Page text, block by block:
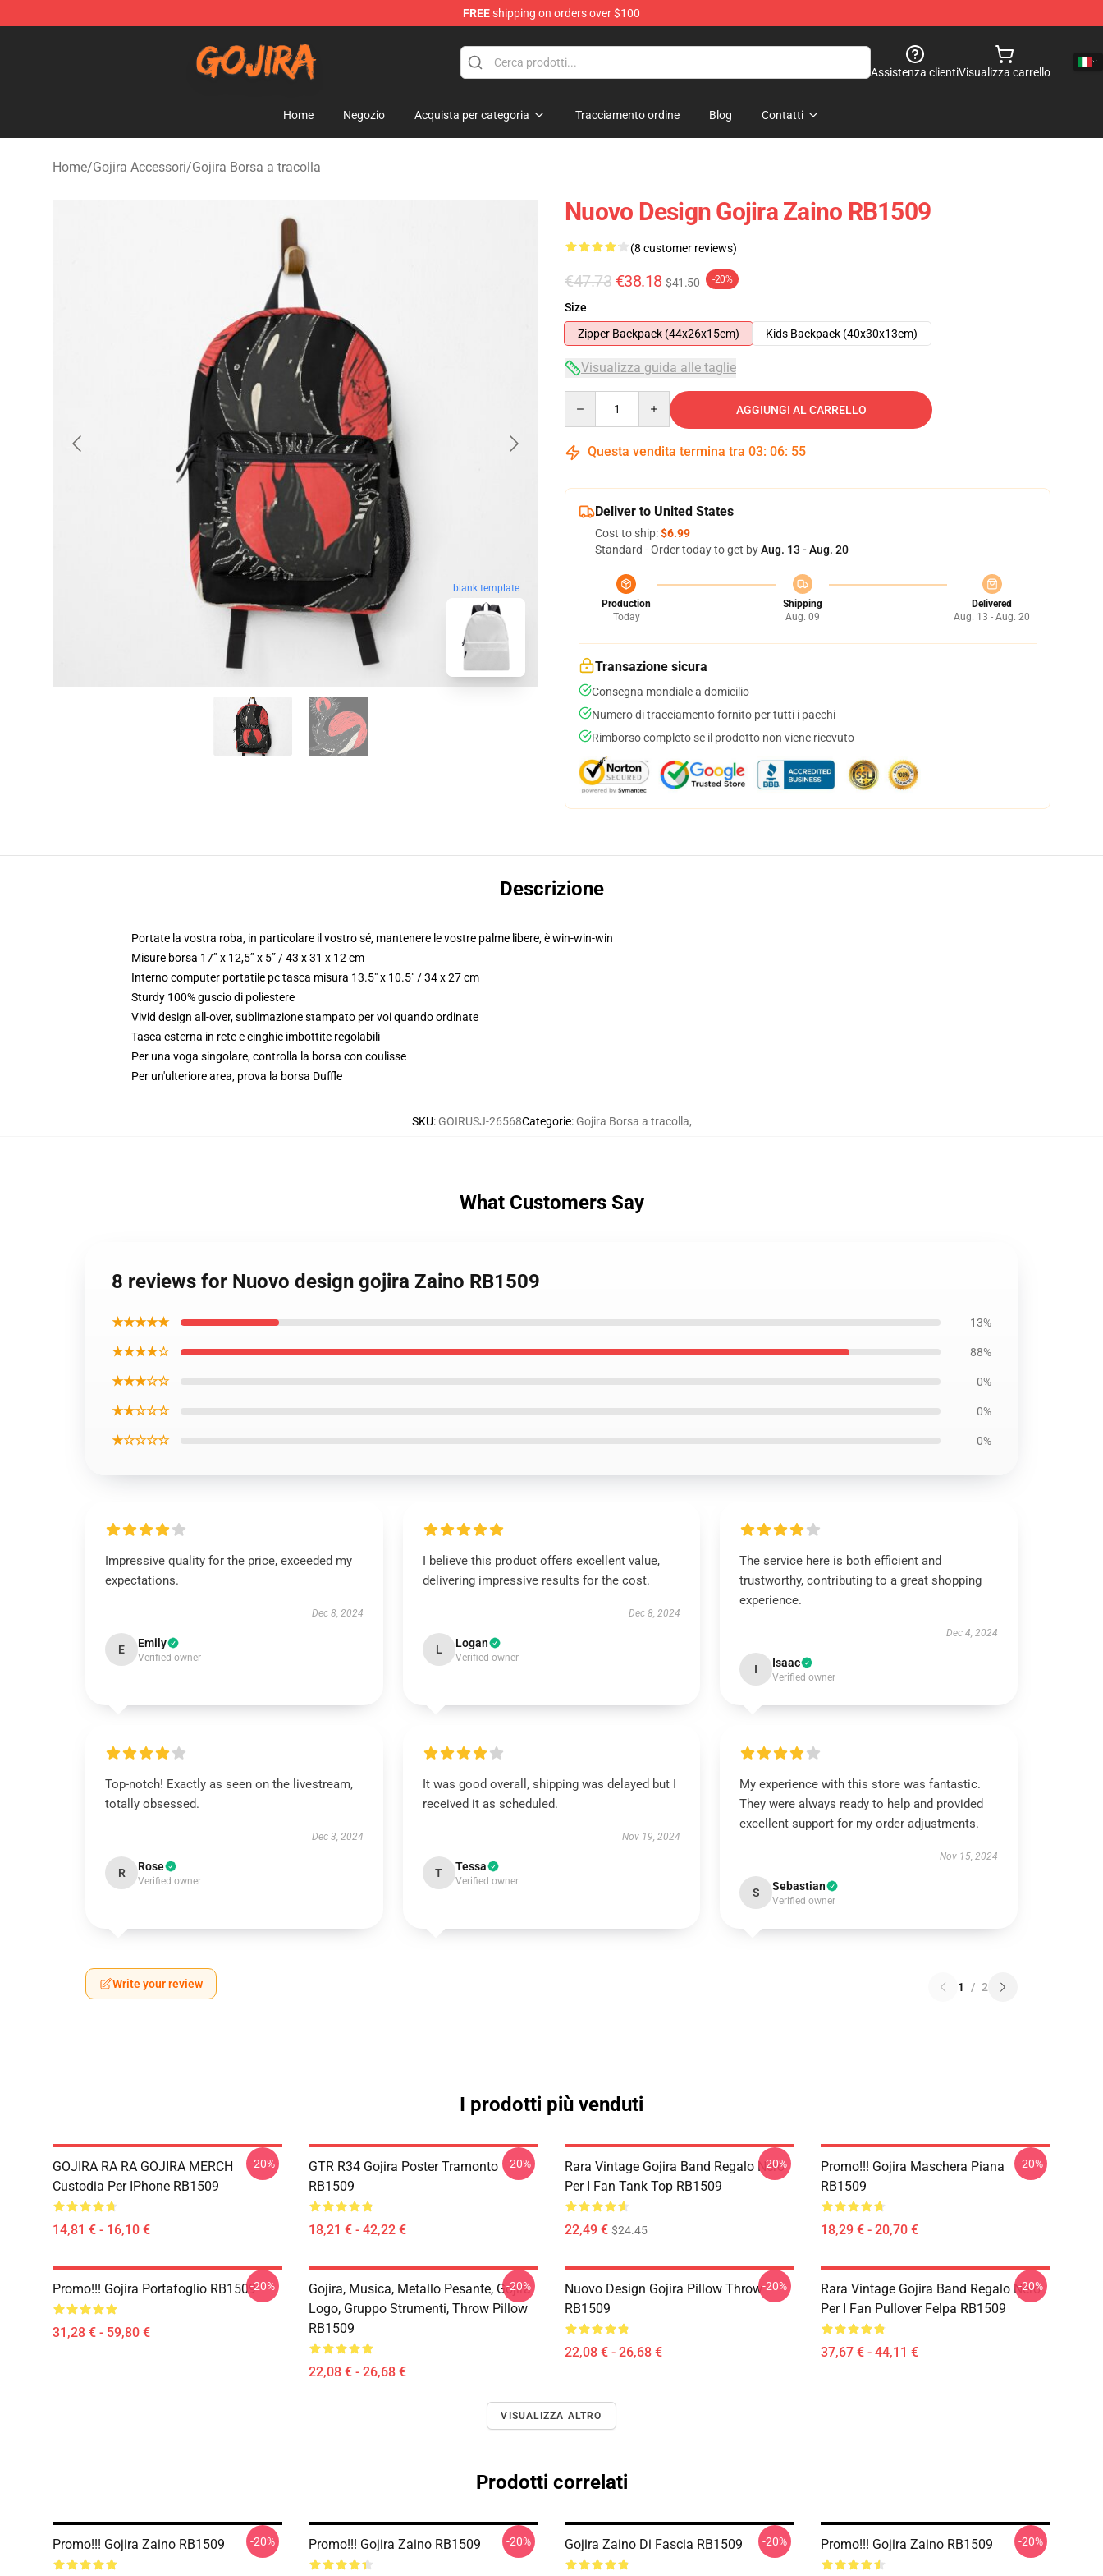
FREEshipping on orders over $100
Assistenza clientiVisualizza carrello
Home Negozio Acquista per categoria Tracciamento ordine Blog Contatti
Home/Gojira Accessori/Gojira Borsa a tracolla
blank template
Nuovo Design Gojira Zaino RB1509
(8 customer reviews)
€47.73 €38.18 $41.50 -20%
Size
Zipper Backpack (44x26x15cm)
Kids Backpack (40x30x13cm)
Visualizza guida alle taglie
AGGIUNGI AL CARRELLO
Questa vendita termina tra 03: 06: 54
Deliver to United States
Cost to ship:$6.99
Standard - Order today to get byAug. 13 - Aug. 20
Production
Today
Shipping
Aug. 09
Delivered
Aug. 13 - Aug. 20
Transazione sicura
Consegna mondiale a domicilio
Numero di tracciamento fornito per tutti i pacchi
Rimborso completo se il prodotto non viene ricevuto
Descrizione
Portate la vostra roba, in particolare il vostro sé, mantenere le vostre palme libere, è win-win-win
Misure borsa 17” x 12,5” x 5” / 43 x 31 x 12 cm
Interno computer portatile pc tasca misura 13.5" x 10.5" / 34 x 27 cm
Sturdy 100% guscio di poliestere
Vivid design all-over, sublimazione stampato per voi quando ordinate
Tasca esterna in rete e cinghie imbottite regolabili
Per una voga singolare, controlla la borsa con coulisse
Per un'ulteriore area, prova la borsa Duffle
SKU: GOIRUSJ-26568Categorie: Gojira Borsa a tracolla,
What Customers Say
8 reviews for Nuovo design gojira Zaino RB1509
★★★★★ 13%
★★★★☆ 88%
★★★☆☆ 0%
★★☆☆☆ 0%
★☆☆☆☆ 0%
Impressive quality for the price, exceeded my
expectations.
Dec 8, 2024
E Emily
Verified owner
I believe this product offers excellent value,
delivering impressive results for the cost.
Dec 8, 2024
L Logan
Verified owner
The service here is both efficient and
trustworthy, contributing to a great shopping
experience.
Dec 4, 2024
I Isaac
Verified owner
Top-notch! Exactly as seen on the livestream,
totally obsessed.
Dec 3, 2024
R Rose
Verified owner
It was good overall, shipping was delayed but I
received it as scheduled.
Nov 19, 2024
T Tessa
Verified owner
My experience with this store was fantastic.
They were always ready to help and provided
excellent support for my order adjustments.
Nov 15, 2024
S Sebastian
Verified owner
Write your review 1 / 2
I prodotti più venduti
GOJIRA RA RA GOJIRA MERCH
Custodia Per IPhone RB1509
14,81 € - 16,10 €
-20%
GTR R34 Gojira Poster Tramonto
RB1509
18,21 € - 42,22 €
-20%
Rara Vintage Gojira Band Regalo Nero
Per I Fan Tank Top RB1509
22,49 € $24.45
-20%
Promo!!! Gojira Maschera Piana
RB1509
18,29 € - 20,70 €
-20%
Promo!!! Gojira Portafoglio RB1509
31,28 € - 59,80 €
-20%
Gojira, Musica, Metallo Pesante, Gojira
Logo, Gruppo Strumenti, Throw Pillow
RB1509
22,08 € - 26,68 €
-20%
Nuovo Design Gojira Pillow Throw
RB1509
22,08 € - 26,68 €
-20%
Rara Vintage Gojira Band Regalo Nero
Per I Fan Pullover Felpa RB1509
37,67 € - 44,11 €
-20%
VISUALIZZA ALTRO
Prodotti correlati
Promo!!! Gojira Zaino RB1509 -20% Promo!!! Gojira Zaino RB1509 -20% Gojira Zaino Di Fascia RB1509 -20% Promo!!! Gojira Zaino RB1509 -20%